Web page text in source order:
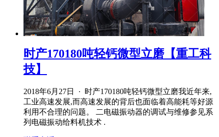
时产170180吨轻钙微型立磨【重工科
技】
2018年6月27日 · 时产170180吨轻钙微型立磨我近年来,
工业高速发展,而高速发展的背后也面临着高能耗等好源
利用不合理的问题。 二电磁振动器的调试与维修参见系
列电磁振动给料机技术 .